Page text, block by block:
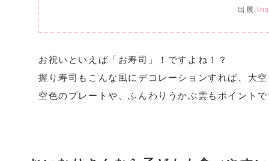
出展:
お祝いといえば「お寿司」！ですよね！？
握り寿司もこんな風にデコレーションすれば、大
空色のプレートや、ふんわりうかぶ雲もポイント